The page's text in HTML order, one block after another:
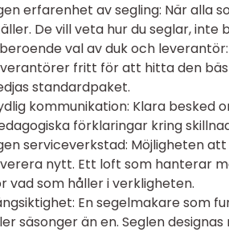
erfarenhet av segling: När alla
De vill veta hur du seglar, inte
val av duk och
fritt för att hitta den
standardpaket.
kommunikation: Klara besked
förklaringar kring
serviceverkstad: Möjligheten
nytt. Ett loft som hanterar
vad som håller i verkligheten.
En segelmakare som
säsonger än en. Seglen